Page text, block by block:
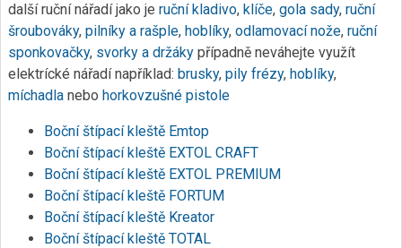
další ruční nářadí jako je ruční kladivo, klíče, gola sady, ruční
šroubováky, pilníky a rašple, hoblíky, odlamovací nože, ruční
sponkovačky, svorky a držáky případně neváhejte využít
elektrícké nářadí například: brusky, pily frézy, hoblíky,
míchadla nebo horkovzušné pistole
Boční štípací kleště Emtop
Boční štípací kleště EXTOL CRAFT
Boční štípací kleště EXTOL PREMIUM
Boční štípací kleště FORTUM
Boční štípací kleště Kreator
Boční štípací kleště TOTAL